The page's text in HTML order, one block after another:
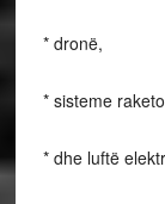
* dronë,
* sisteme
* dhe luftë